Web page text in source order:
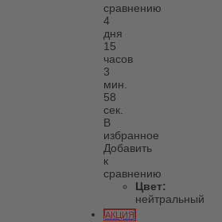
сравнению
4
дня
15
часов
3
мин.
58
сек.
В
избранное
Добавить
к
сравнению
Цвет:
нейтральный
АКЦИЯ